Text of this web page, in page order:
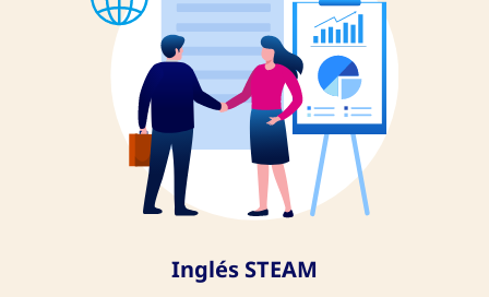
Inglés STEAM